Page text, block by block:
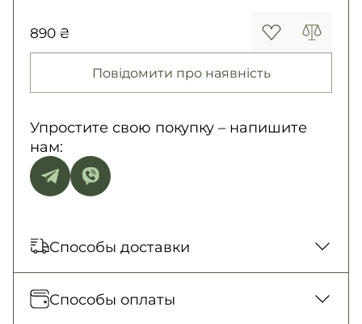
890 ₴
Повідомити про наявність
Упростите свою покупку – напишите
нам:
Способы доставки
Отправка каждый день. Наложенный
платеж только для заказов от 500 грн.
Способы оплаты